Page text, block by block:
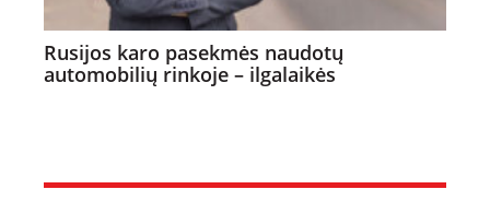
Rusijos karo pasekmės naudotų
automobilių rinkoje – ilgalaikės